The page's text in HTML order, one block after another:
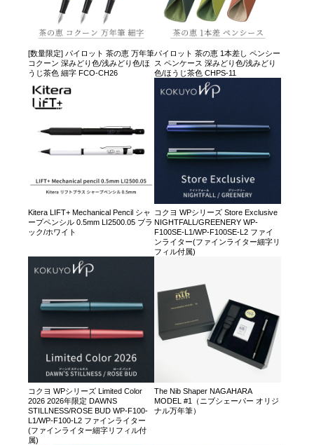
[数量限定] パイロット 茶の恵 万年筆
コクーン 深みどり色/浅みどり色/ほ
うじ茶色 細字 FCO-CH26
パイロット 茶の恵 1本差し ペンシー
ス ペンケース 深みどり色/浅みどり
色/ほうじ茶色 CHPS-11
Kitera LIFT+ Mechanical Pencil シャ
ープペンシル 0.5mm LI2500.05 ブラ
ック/ホワイト
コクヨ WPシリーズ Store Exclusive
NIGHTFALL/GREENERY WP-
F100SE-L1/WP-F100SE-L2 ファイ
ンライター(ファインライター細字リ
フィル付属)
コクヨ WPシリーズ Limited Color
2026 2026年限定 DAWNS
STILLNESS/ROSE BUD WP-F100-
L1/WP-F100-L2 ファインライター
(ファインライター細字リフィル付
属)
The Nib Shaper NAGAHARA
MODEL #1（ニブシェーパー オリジ
ナル万年筆）